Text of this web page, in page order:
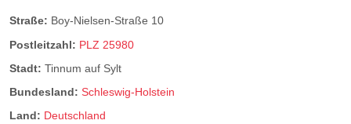
Straße: Boy-Nielsen-Straße 10
Postleitzahl: PLZ 25980
Stadt: Tinnum auf Sylt
Bundesland: Schleswig-Holstein
Land: Deutschland